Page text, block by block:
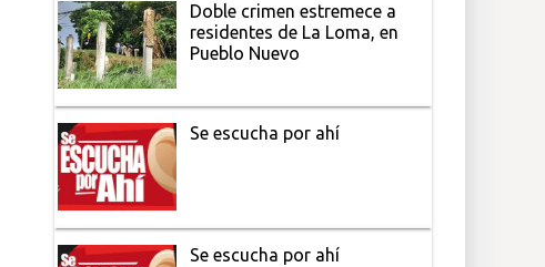
Doble crimen estremece a
residentes de La Loma, en
Pueblo Nuevo
Se escucha por ahí
Se escucha por ahí